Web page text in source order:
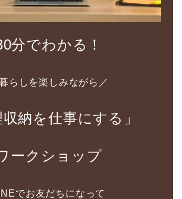
分でわかる！
らしを楽しみながら／
収納を仕事にする」
ークショップ
でお友だちになって